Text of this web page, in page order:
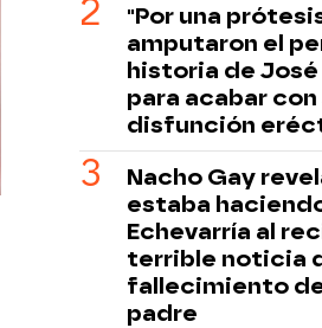
"Por una
amputaron el
historia de José
para acabar con
disfunción
Nacho Gay
estaba
Echevarría al
terrible noticia
fallecimiento
padre